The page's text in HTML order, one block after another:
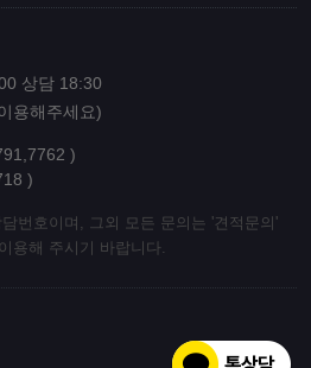
상담 18:30
용해주세요)
)
)
번호이며, 그외 모든 문의는 '견적문의'
용해 주시기 바랍니다.